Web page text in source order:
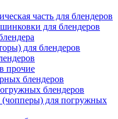
часть для блендеров
для блендеров
для блендеров
прочие
блендеров
блендеров
(чопперы) для погружных